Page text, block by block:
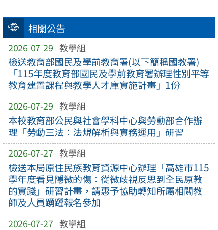
相關公告
2026-07-29 教學組
檢送教育部國民及學前教育署(以下簡稱國教署)
「115年度教育部國民及學前教育署辦理性別平等
教育建置課程與教學人才庫實施計畫」1份
2026-07-29 教學組
本校教育部公民與社會學科中心與勞動部合作辦
理「勞動三法：法規解析與實務運用」研習
2026-07-27 教學組
檢送本局原住民族教育資源中心辦理「高雄市115
學年度看見隱微的傷：從微歧視反思到全民原教
的實踐」研習計畫，請惠予協助轉知所屬相關教
師及人員踴躍報名參加
2026-07-27 教學組